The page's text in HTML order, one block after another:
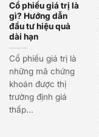
Cổ phiếu giá trị là
gì? Hướng dẫn
đầu tư hiệu quả
dài hạn
Cổ phiếu giá trị là
những mã chứng
khoán được thị
trường định giá
thấp...